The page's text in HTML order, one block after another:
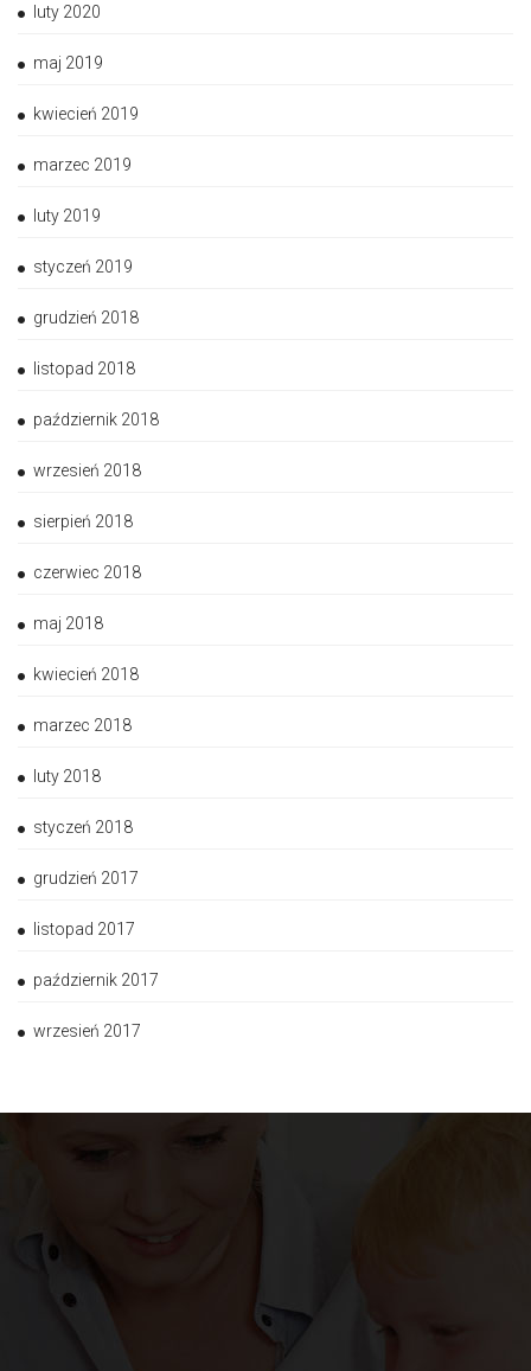
luty 2020
maj 2019
kwiecień 2019
marzec 2019
luty 2019
styczeń 2019
grudzień 2018
listopad 2018
październik 2018
wrzesień 2018
sierpień 2018
czerwiec 2018
maj 2018
kwiecień 2018
marzec 2018
luty 2018
styczeń 2018
grudzień 2017
listopad 2017
październik 2017
wrzesień 2017